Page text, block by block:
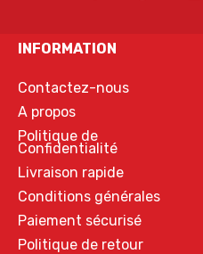
INFORMATION
Contactez-nous
A propos
Politique de
Confidentialité
Livraison rapide
Conditions générales
Paiement sécurisé
Politique de retour